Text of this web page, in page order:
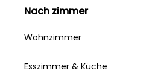
nach zimmer
Wohnzimmer
Esszimmer & Küche